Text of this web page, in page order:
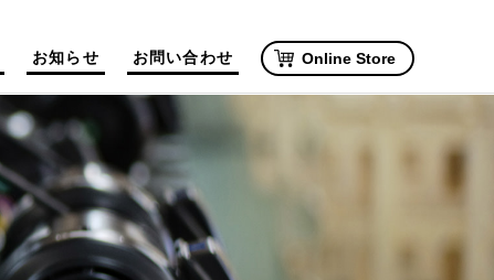
お知らせ お問い合わせ Online Store